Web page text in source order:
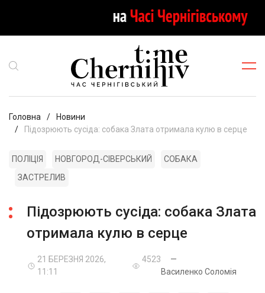
Головна
Новини
Підозрюють сусіда: собака Злата отримала кулю в серце
ПОЛІЦІЯ НОВГОРОД-СІВЕРСЬКИЙ
СОБАКА
ЗАСТРЕЛИВ
Підозрюють сусіда: собака Злата
отримала кулю в серце
21 БЕРЕЗНЯ 2026,
11:11
4523
—
Василенко Соломія